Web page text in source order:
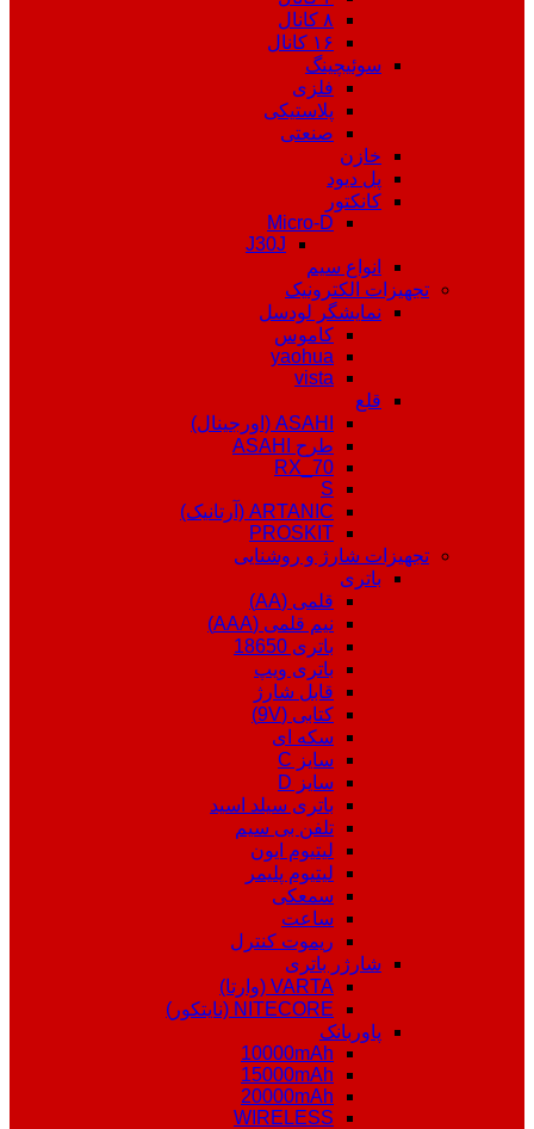
۸ کانال
۱۶ کانال
سوئیچینگ
فلزی
پلاستیکی
صنعتی
خازن
پل دیود
کانکتور
Micro-D
J30J
انواع سیم
تجهیزات الکترونیک
نمایشگر لودسل
کاموس
yaohua
vista
قلع
ASAHI (اورجینال)
طرح ASAHI
RX_70
S
ARTANIC (آرتانیک)
PROSKIT
تجهیزات شارژ و روشنایی
باتری
قلمی (AA)
نیم قلمی (AAA)
باتری 18650
باتری ویپ
قابل شارژ
کتابی (9V)
سکه ای
سایز C
سایز D
باتری سیلد اسید
تلفن بی سیم
لیتیوم ایون
لیتیوم پلیمر
سمعکی
ساعت
ریموت کنترل
شارژر باتری
VARTA (وارتا)
NITECORE (نایتکور)
پاوربانک
10000mAh
15000mAh
20000mAh
WIRELESS